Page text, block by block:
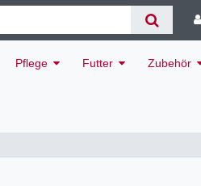
Pflege Futter Zubehör